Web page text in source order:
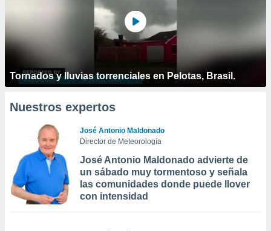
Tornados y lluvias torrenciales en Pelotas, Brasil.
Nuestros expertos
José Antonio Maldonado
Director de Meteorología
José Antonio Maldonado advierte de
un sábado muy tormentoso y señala
las comunidades donde puede llover
con intensidad